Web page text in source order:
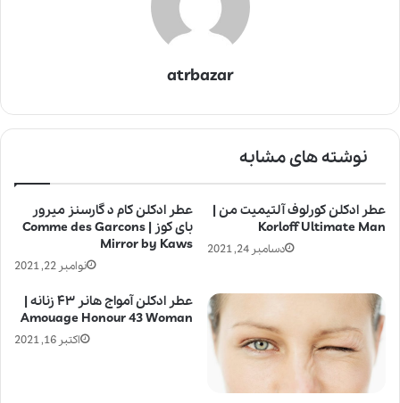
atrbazar
نوشته های مشابه
عطر ادکلن کام د گارسنز میرور
بای کوز | Comme des Garcons
Mirror by Kaws
نوامبر 22, 2021
عطر ادکلن کورلوف آلتیمیت من |
Korloff Ultimate Man
دسامبر 24, 2021
عطر ادکلن آمواج هانر ۴۳ زنانه |
Amouage Honour 43 Woman
اکتبر 16, 2021